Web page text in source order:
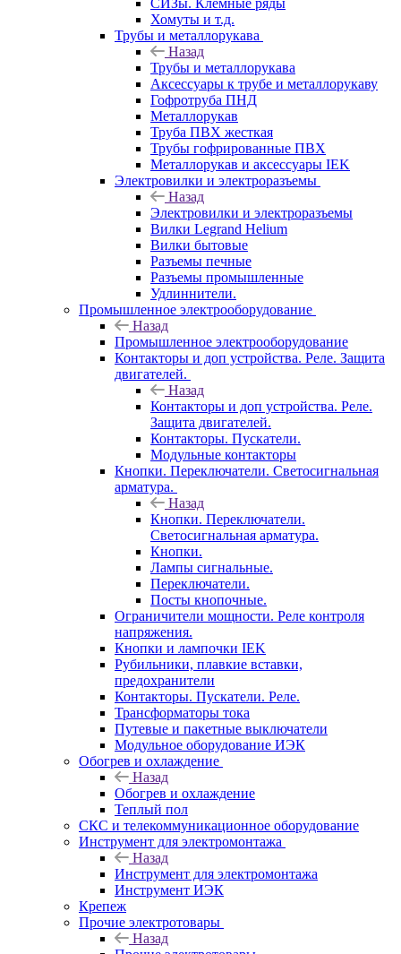
Хомуты и т.д.
Трубы и металлорукава
Назад
Трубы и металлорукава
Аксессуары к трубе и металлорукаву
Гофротруба ПНД
Металлорукав
Труба ПВХ жесткая
Трубы гофрированные ПВХ
Металлорукав и аксессуары IEK
Электровилки и электроразъемы
Назад
Электровилки и электроразъемы
Вилки Legrand Helium
Вилки бытовые
Разъемы печные
Разъемы промышленные
Удлиннители.
Промышленное электрооборудование
Назад
Промышленное электрооборудование
Контакторы и доп устройства. Реле. Защита
двигателей.
Назад
Контакторы и доп устройства. Реле.
Защита двигателей.
Контакторы. Пускатели.
Модульные контакторы
Кнопки. Переключатели. Светосигнальная
арматура.
Назад
Кнопки. Переключатели.
Светосигнальная арматура.
Кнопки.
Лампы сигнальные.
Переключатели.
Посты кнопочные.
Ограничители мощности. Реле контроля
напряжения.
Кнопки и лампочки IEK
Рубильники, плавкие вставки,
предохранители
Контакторы. Пускатели. Реле.
Трансформаторы тока
Путевые и пакетные выключатели
Модульное оборудование ИЭК
Обогрев и охлаждение
Назад
Обогрев и охлаждение
Теплый пол
СКС и телекоммуникационное оборудование
Инструмент для электромонтажа
Назад
Инструмент для электромонтажа
Инструмент ИЭК
Крепеж
Прочие электротовары
Назад